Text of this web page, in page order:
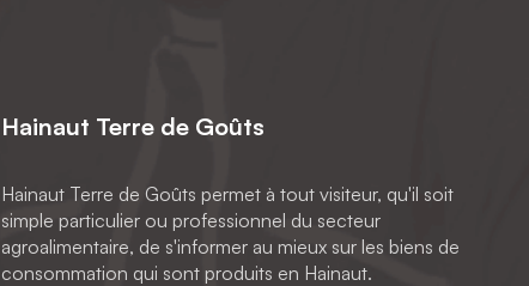
Hainaut Terre de Goûts
Hainaut Terre de Goûts permet à tout visiteur, qu'il soit
simple particulier ou professionnel du secteur
agroalimentaire, de s'informer au mieux sur les biens de
consommation qui sont produits en Hainaut.